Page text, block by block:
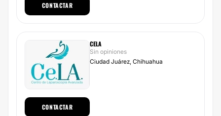
CONTACTAR
CELA
Sin opiniones
Ciudad Juárez, Chihuahua
CONTACTAR